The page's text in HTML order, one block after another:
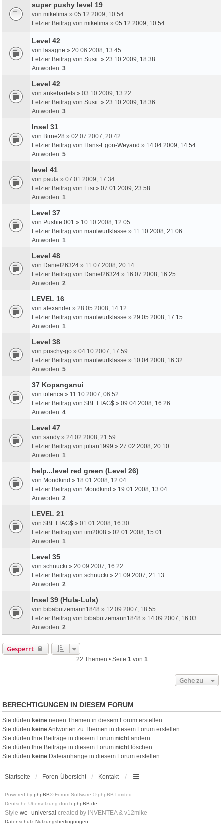
super pushy level 19
von mikelima » 05.12.2009, 10:54
Letzter Beitrag von mikelima » 05.12.2009, 10:54
Level 42
von lasagne » 20.06.2008, 13:45
Letzter Beitrag von Susii. » 23.10.2009, 18:38
Antworten: 3
Level 42
von ankebartels » 03.10.2009, 13:22
Letzter Beitrag von Susii. » 23.10.2009, 18:36
Antworten: 3
Insel 31
von Birne28 » 02.07.2007, 20:42
Letzter Beitrag von Hans-Egon-Weyand » 14.04.2009, 14:54
Antworten: 5
level 41
von paula » 07.01.2009, 17:34
Letzter Beitrag von Eisi » 07.01.2009, 23:58
Antworten: 1
Level 37
von Pushie 001 » 10.10.2008, 12:05
Letzter Beitrag von maulwurfklasse » 11.10.2008, 21:06
Antworten: 1
Level 48
von Daniel26324 » 11.07.2008, 20:14
Letzter Beitrag von Daniel26324 » 16.07.2008, 16:25
Antworten: 2
LEVEL 16
von alexander » 28.05.2008, 14:12
Letzter Beitrag von maulwurfklasse » 29.05.2008, 17:15
Antworten: 1
Level 38
von puschy-go » 04.10.2007, 17:59
Letzter Beitrag von maulwurfklasse » 10.04.2008, 16:32
Antworten: 5
37 Kopanganui
von tolenca » 11.10.2007, 06:52
Letzter Beitrag von $BETTAG$ » 09.04.2008, 16:26
Antworten: 4
Level 47
von sandy » 24.02.2008, 21:59
Letzter Beitrag von julian1999 » 27.02.2008, 20:10
Antworten: 1
help...level red green (Level 26)
von Mondkind » 18.01.2008, 12:04
Letzter Beitrag von Mondkind » 19.01.2008, 13:04
Antworten: 2
LEVEL 21
von $BETTAG$ » 01.01.2008, 16:30
Letzter Beitrag von tim2008 » 02.01.2008, 15:01
Antworten: 1
Level 35
von schnucki » 20.09.2007, 16:22
Letzter Beitrag von schnucki » 21.09.2007, 21:13
Antworten: 2
Insel 39 (Hula-Lula)
von bibabutzemann1848 » 12.09.2007, 18:55
Letzter Beitrag von bibabutzemann1848 » 14.09.2007, 16:03
Antworten: 2
Gesperrt
22 Themen • Seite 1von 1
Gehe zu
BERECHTIGUNGEN IN DIESEM FORUM
Sie dürfen keine neuen Themen in diesem Forum erstellen.
Sie dürfen keineAntworten zu Themen in diesem Forum erstellen.
Sie dürfen Ihre Beiträge in diesem Forum nicht ändern.
Sie dürfen Ihre Beiträge in diesem Forum nicht löschen.
Sie dürfen keine Dateianhänge in diesem Forum erstellen.
Startseite Foren-Übersicht Kontakt
Powered by phpBB® Forum Software © phpBB Limited
Deutsche Übersetzung durch phpBB.de
Style we_universal created by INVENTEA & v12mike
Datenschutz Nutzungsbedingungen